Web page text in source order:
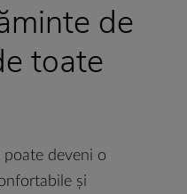
de
toate
deveni o
și